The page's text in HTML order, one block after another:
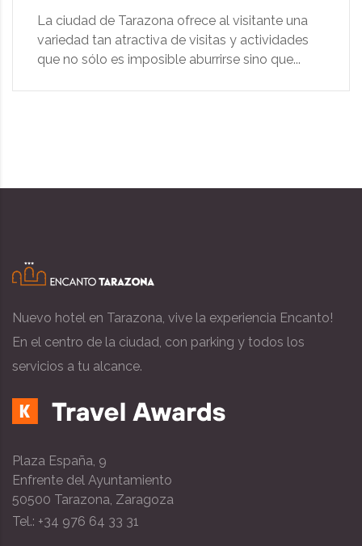
La ciudad de Tarazona ofrece al visitante una
variedad tan atractiva de visitas y actividades
que no sólo es imposible aburrirse sino que...
Nuevo hotel en Tarazona, vive la experiencia Encanto!
En el centro de la ciudad, con parking y todos los
servicios a tu alcance.
Plaza España, 9
Enfrente del Ayuntamiento
50500 Tarazona, Zaragoza
Tel.: +34 976 64 33 31